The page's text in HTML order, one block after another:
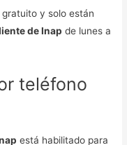
y solo están
de Inap de lunes a
teléfono
está habilitado para